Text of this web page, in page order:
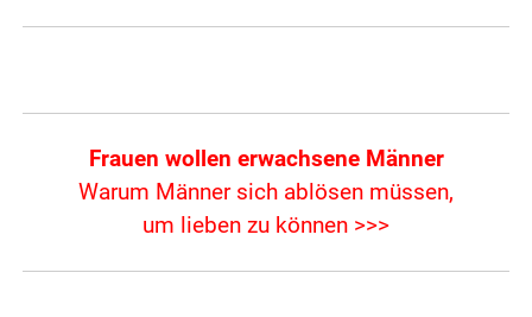
Frauen wollen erwachsene Männer
Warum Männer sich ablösen müssen,
um lieben zu können >>>